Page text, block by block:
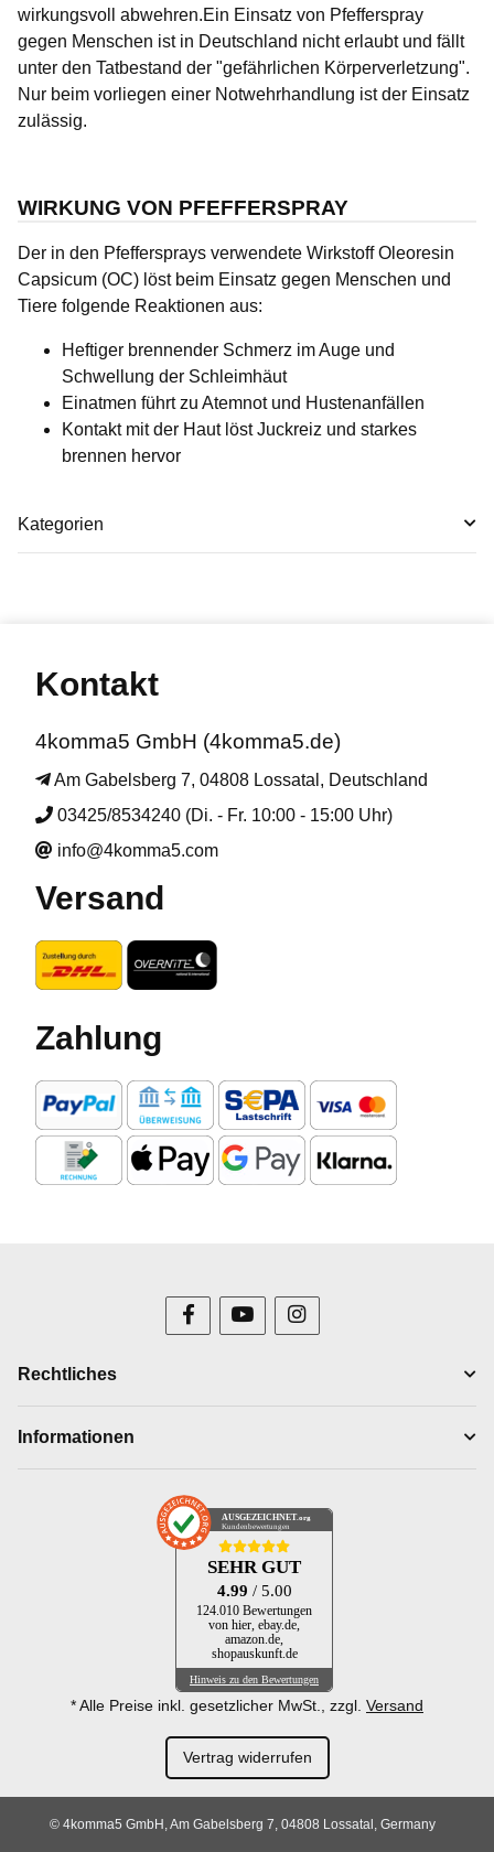
wirkungsvoll abwehren.Ein Einsatz von Pfefferspray
gegen Menschen ist in Deutschland nicht erlaubt und fällt
unter den Tatbestand der "gefährlichen Körperverletzung".
Nur beim vorliegen einer Notwehrhandlung ist der Einsatz
zulässig.
WIRKUNG VON PFEFFERSPRAY
Der in den Pfeffersprays verwendete Wirkstoff Oleoresin
Capsicum (OC) löst beim Einsatz gegen Menschen und
Tiere folgende Reaktionen aus:
Heftiger brennender Schmerz im Auge und
Schwellung der Schleimhäut
Einatmen führt zu Atemnot und Hustenanfällen
Kontakt mit der Haut löst Juckreiz und starkes
brennen hervor
Kategorien
Kontakt
4komma5 GmbH (4komma5.de)
Am Gabelsberg 7, 04808 Lossatal, Deutschland
03425/8534240 (Di. - Fr. 10:00 - 15:00 Uhr)
info@4komma5.com
Versand
Zahlung
Rechtliches
Informationen
AUSGEZEICHNET.org
Kundenbewertungen
SEHR GUT
4.99 / 5.00
124.010 Bewertungen
von hier, ebay.de,
amazon.de,
shopauskunft.de
Hinweis zu den Bewertungen
* Alle Preise inkl. gesetzlicher MwSt., zzgl. Versand
Vertrag widerrufen
© 4komma5 GmbH, Am Gabelsberg 7, 04808 Lossatal, Germany